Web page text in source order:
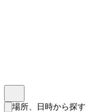
検索フォームを閉じる
場所、日時から探す